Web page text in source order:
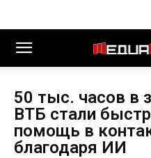
50 тыс. часов в
ВТБ стали
помощь в
благодаря ИИ